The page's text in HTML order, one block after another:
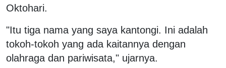
Oktohari.
"Itu tiga nama yang saya kantongi. Ini adalah
tokoh-tokoh yang ada kaitannya dengan
olahraga dan pariwisata," ujarnya.